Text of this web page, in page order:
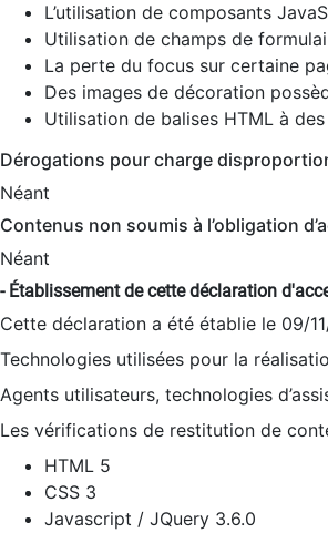
L’utilisation de composants
Utilisation de champs de
La perte du focus sur certaine
Des images de décoration
Utilisation de balises HTML à
Dérogations pour charge
Néant
Contenus non soumis à l’obligation
Néant
- Établissement de cette déclaration
Cette déclaration a été établie le 09/
Technologies utilisées pour la
Agents utilisateurs, technologies
Les vérifications de restitution de
HTML 5
CSS 3
Javascript / JQuery 3.6.0